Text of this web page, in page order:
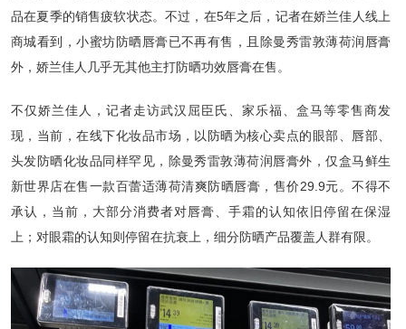
品在夏季的销售疲软状态。不过，在5年之后，记者在娇兰佳人线上
商城看到，小蜜坊防晒唇膏已不再有售，且除曼秀雷敦薄荷润唇膏
外，娇兰佳人几乎无其他主打防晒功效唇膏在售。
不仅娇兰佳人，记者走访武汉屈臣氏、家乐福、盒马等零售商发
现，当前，在线下化妆品市场，以防晒为核心卖点的眼部、唇部、
头发防晒化妆品同样罕见，除曼秀雷敦薄荷润唇膏外，仅盒马鲜生
新世界店在售一款百蕾适薄荷清爽防晒唇膏，售价29.9元。不得不
承认，当前，大部分消费者对唇膏、手霜的认知依旧停留在保湿
上；对眼霜的认知则停留在抗衰上，细分防晒产品覆盖人群有限。